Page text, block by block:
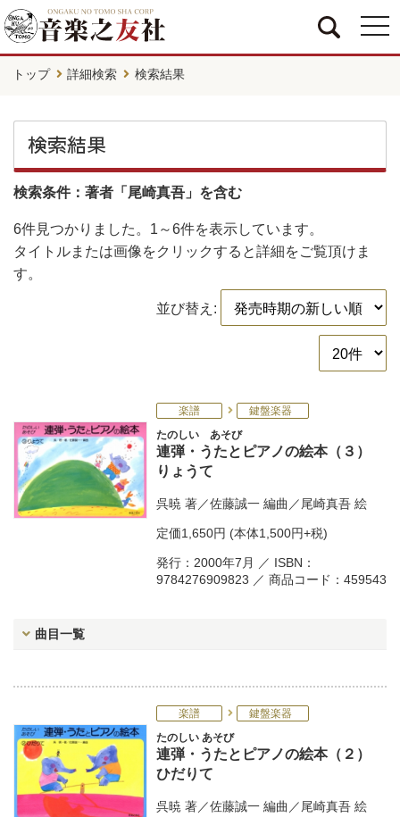
トップ 詳細検索 検索結果
検索結果
検索条件：著者「尾崎真吾」を含む
6件見つかりました。 1～6件を表示しています。
タイトルまたは画像をクリックすると詳細をご覧頂けま
す。
並び替え:
楽譜
鍵盤楽器
たのしい あそび
連弾・うたとピアノの絵本（３）
りょうて
呉暁 著／佐藤誠一 編曲／尾崎真吾 絵
定価1,650円 (本体1,500円+税)
発行：2000年7月 ／ ISBN：
9784276909823 ／ 商品コード：459543
曲目一覧
楽譜
鍵盤楽器
たのしい あそび
連弾・うたとピアノの絵本（２）
ひだりて
呉暁 著／佐藤誠一 編曲／尾崎真吾 絵